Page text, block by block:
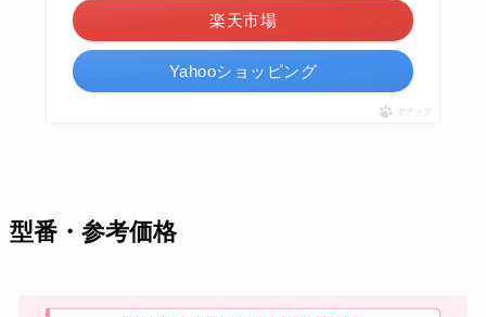
楽天市場
Yahooショッピング
ポチップ
型番・参考価格